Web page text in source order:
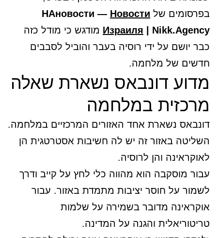
בפרסומים של
НАновости — Новости
Израиля | Nikk.Agency
מודגש כי מודל כזה
כבר יושם על ידי רוסיה בעבר והוביל לסבבים
חדשים של מלחמה.
מדוע דונבאס נשארת שאלה
מרכזית במלחמה
דונבאס נשארת אחד האזורים המרכזיים במלחמה.
השליטה באזור זה יש לה חשיבות אסטרטגית הן
לאוקראינה והן לרוסיה.
עבור מוסקבה הוא מהווה כלי לחץ על קייב ודרך
לשמור על חוסר יציבות מתמדת באזור. עבור
אוקראינה מדובר בשמירה על שלמות
טריטוריאלית והגנה על המדינה.